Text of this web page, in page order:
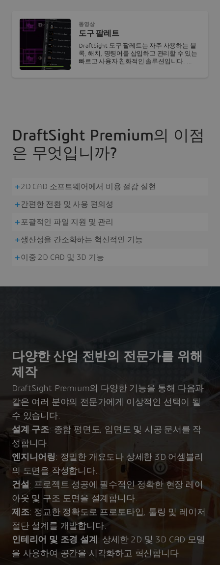
동영상
도구 팔레트
DraftSight 도구 팔레트는 자주 사용하는 블
록, 해치, 명령어를 삽입하고 관리할 수 있는
빠르고 사용자 친화적인 솔루션입니다. ...
DraftSight Premium의 이점
은 무엇입니까?
2D CAD 소프트웨어에서 비용 절감 실현
간편한 전환 및 사용 편의성
포괄적인 파일 지원 및 관리
생산성을 간소화하는 혁신적인 기능
이중 2D CAD 및 3D 기능
다양한 산업 전반의 전문가를 위해
제작
DraftSight Premium의 다양한 기능을 통해 다음과
같은 여러 분야의 전문가에게 이상적인 선택이 될
수 있습니다.
설계 구조: 종합 평면도, 입면도 및 시공 문서를 작
성합니다.
엔지니어링 : 정밀한 개요도나 상세한 3D 어셈블리
의 도면을 작성합니다.
건설 : 프로젝트 성공에 필수적인 정확한 현장 레이
아웃 및 구조 도면을 설계합니다.
제조: 정교한 정확도로 프로토타입, 툴링 및 레이저
절단 설계를 개발합니다.
인테리어 및 조경 설계 : 상세한 2D 및 3D CAD 모델
을 사용하여 공간을 시각화하고 혁신합니다.